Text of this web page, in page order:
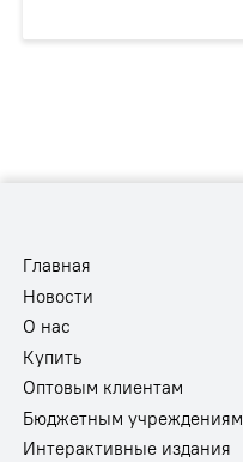
Главная
Новости
О нас
Купить
Оптовым клиентам
Бюджетным учреждениям
Интерактивные издания